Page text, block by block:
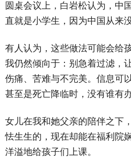
圆桌会议上，白岩松认为，中
直就是小学生，因为中国从来
有人认为，这些做法可能会给
我仍然倾向于：别急着过滤，
伤痛、苦难与不完美。信息可
甚至是死亡降临时，没有谁有
女儿在我和她父亲的陪伴之下
怯生生的，现在却能在福利院
洋溢地给孩子们上课。